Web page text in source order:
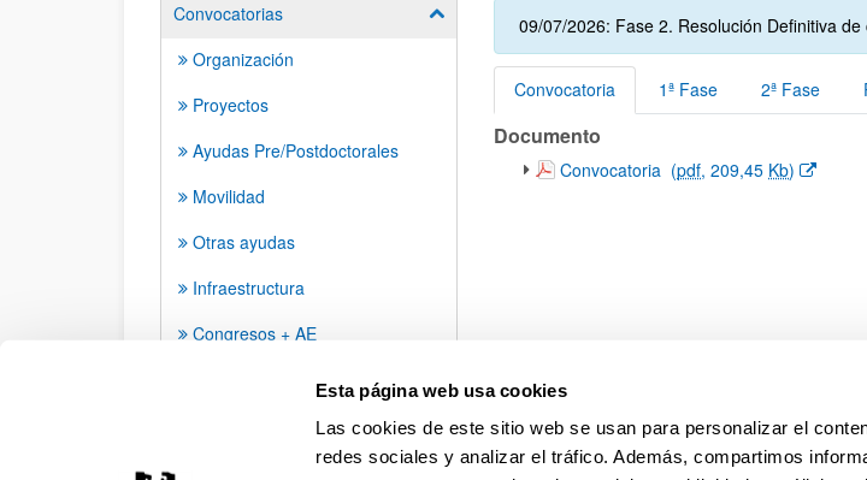
Esta página web usa cookies
Las cookies de este sitio web se usan para personalizar el
redes sociales y analizar el tráfico. Además, compartimos
Convocatorias
Mostrar/ocultar subpáginas
Organización
Proyectos
Ayudas Pre/Postdoctorales
Movilidad
Otras ayudas
Infraestructura
Congresos + AE
Grupos de investigación
09/07/2026: Fase 2. Resolución Definitiva
Convocatoria 1ª Fase 2ª Fase
Convocatoria
Documento
(Abre una nueva ventana)
Convocatoria (pdf, 209,45 Kb)